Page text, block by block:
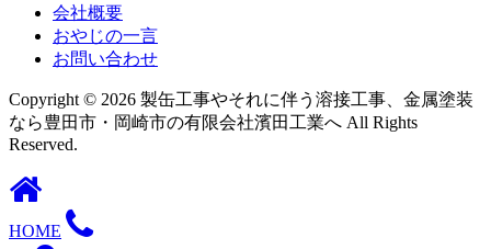
会社概要
おやじの一言
お問い合わせ
Copyright © 2026 製缶工事やそれに伴う溶接工事、金属塗装
なら豊田市・岡崎市の有限会社濱田工業へ All Rights
Reserved.
HOME